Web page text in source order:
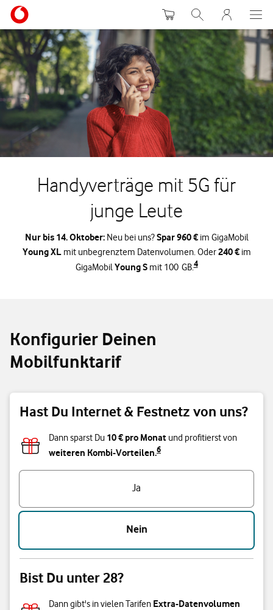
WarenkorbSuche MeinVodafone
Handyverträge mit 5G für
junge Leute
Nur bis 14. Oktober:Neu bei uns?Spar 960 €im GigaMobil
Young XLmit unbegrenztem Datenvolumen. Oder240 €im
GigaMobilYoung Smit 100 GB.4
Konfigurier Deinen
Mobilfunktarif
Hast Du Internet & Festnetz von uns?
Dann sparst Du 10 € pro Monat und profitierst von
weiteren Kombi-Vorteilen.6
Hast Du Internet & Festnetz von uns?
Ja
Nein
Bist Du unter 28?
Dann gibt's in vielen Tarifen Extra-Datenvolumen